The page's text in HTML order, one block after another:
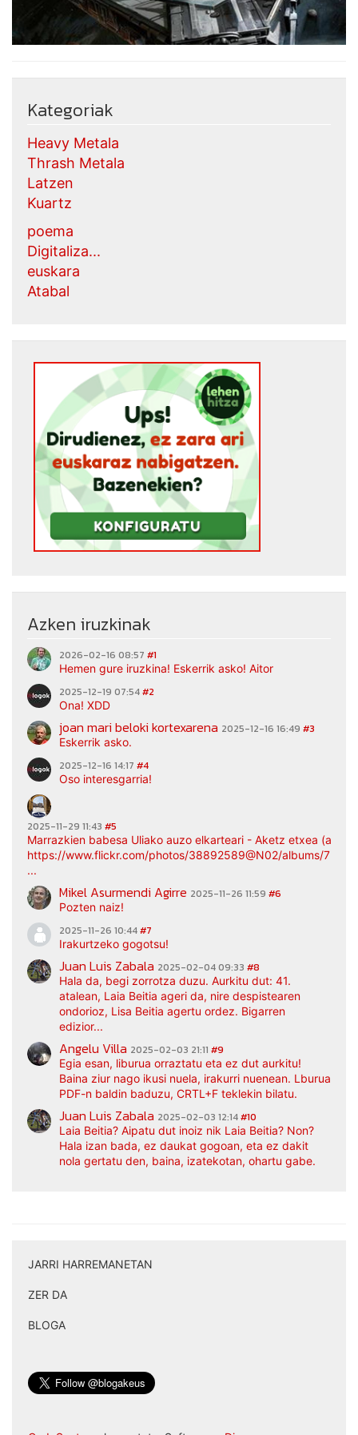
Kategoriak
Heavy Metala
Thrash Metala
Latzen
Kuartz
poema
Digitaliza...
euskara
Atabal
Azken iruzkinak
2026-02-16 08:57 #1
Hemen gure iruzkina! Eskerrik asko! Aitor
2025-12-19 07:54#2
Ona! XDD
joan mari beloki kortexarena 2025-12-16 16:49 #3
Eskerrik asko.
2025-12-16 14:17 #4
Oso interesgarria!
2025-11-29 11:43 #5
Marrazkien babesa Uliako auzo elkarteari - Aketz etxea
https://www.flickr.com/photos/38892589@N02/albums/
...
Mikel Asurmendi Agirre 2025-11-26 11:59 #6
Pozten naiz!
2025-11-26 10:44#7
Irakurtzeko gogotsu!
Juan Luis Zabala 2025-02-04 09:33 #8
Hala da, begi zorrotza duzu. Aurkitu dut: 41.
atalean, Laia Beitia ageri da, nire despistearen
ondorioz, Lisa Beitia agertu ordez. Bigarren
edizior...
Angelu Villa 2025-02-03 21:11 #9
Egia esan, liburua orraztatu eta ez dut aurkitu!
Baina ziur nago ikusi nuela, irakurri nuenean. Lburua
PDF-n baldin baduzu, CRTL+F teklekin bilatu.
Juan Luis Zabala 2025-02-03 12:14#10
Laia Beitia? Aipatu dut inoiz nik Laia Beitia? Non?
Hala izan bada, ez daukat gogoan, eta ez dakit
nola gertatu den, baina, izatekotan, ohartu gabe.
JARRI HARREMANETAN
ZER DA
BLOGA